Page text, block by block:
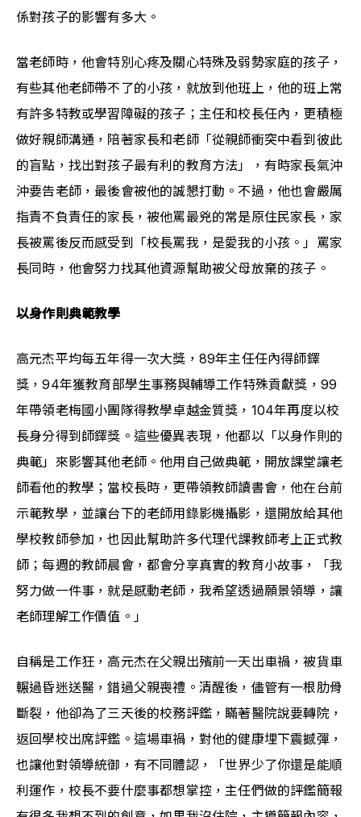
係對孩子的影響有多大。
當老師時，他會特別心疼及關心特殊及弱勢家庭的孩子，
有些其他老師帶不了的小孩，就放到他班上，他的班上常
有許多特教或學習障礙的孩子；主任和校長任內，更積極
做好親師溝通，陪著家長和老師「從親師衝突中看到彼此
的盲點，找出對孩子最有利的教育方法」，有時家長氣沖
沖要告老師，最後會被他的誠懇打動。不過，他也會嚴厲
指責不負責任的家長，被他罵最兇的常是原住民家長，家
長被罵後反而感受到「校長罵我，是愛我的小孩。」罵家
長同時，他會努力找其他資源幫助被父母放棄的孩子。
以身作則典範教學
高元杰平均每五年得一次大獎，89年主任任內得師鐸
獎，94年獲教育部學生事務與輔導工作特殊貢獻獎，99
年帶領老梅國小團隊得教學卓越金質獎，104年再度以校
長身分得到師鐸獎。這些優異表現，他都以「以身作則的
典範」來影響其他老師。他用自己做典範，開放課堂讓老
師看他的教學；當校長時，更帶領教師讀書會，他在台前
示範教學，並讓台下的老師用錄影機攝影，還開放給其他
學校教師參加，也因此幫助許多代理代課教師考上正式教
師；每週的教師晨會，都會分享真實的教育小故事，「我
努力做一件事，就是感動老師，我希望透過願景領導，讓
老師理解工作價值。」
自稱是工作狂，高元杰在父親出殯前一天出車禍，被貨車
輾過昏迷送醫，錯過父親喪禮。清醒後，儘管有一根肋骨
斷裂，他卻為了三天後的校務評鑑，瞞著醫院說要轉院，
返回學校出席評鑑。這場車禍，對他的健康埋下震撼彈，
也讓他對領導統御，有不同體認，「世界少了你還是能順
利運作，校長不要什麼事都想掌控，主任們做的評鑑簡報